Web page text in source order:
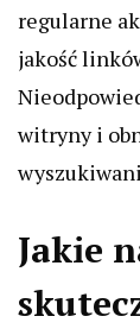
regularne
jakość
witryny i
Jakie